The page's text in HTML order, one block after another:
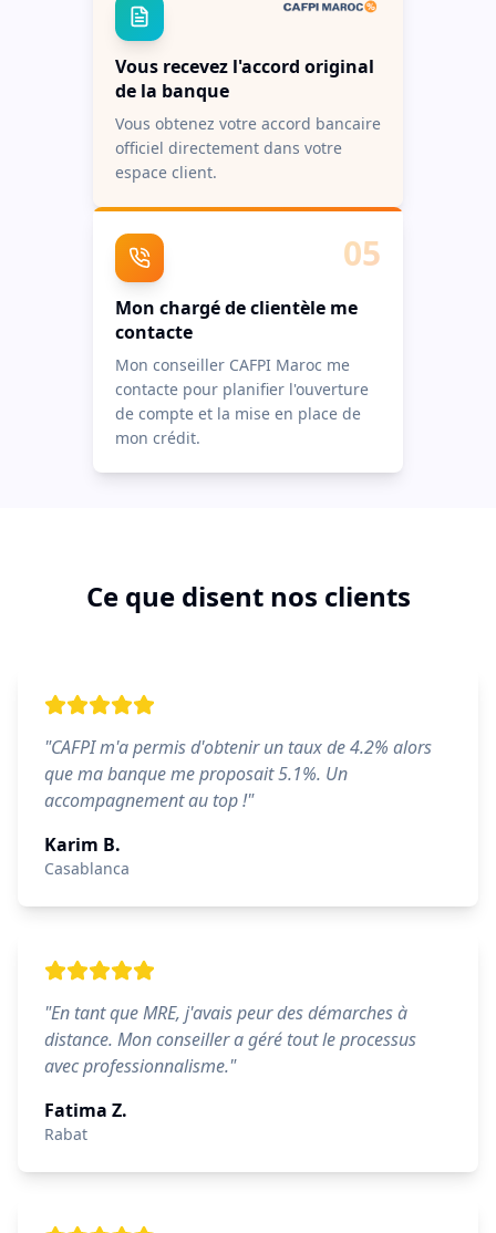
Vous recevez l'accord original
de la banque
Vous obtenez votre accord bancaire
officiel directement dans votre
espace client.
05
Mon chargé de clientèle me
contacte
Mon conseiller CAFPI Maroc me
contacte pour planifier l'ouverture
de compte et la mise en place de
mon crédit.
Ce que disent nos clients
"CAFPI m'a permis d'obtenir un taux de 4.2% alors
que ma banque me proposait 5.1%. Un
accompagnement au top !"
Karim B.
Casablanca
"En tant que MRE, j'avais peur des démarches à
distance. Mon conseiller a géré tout le processus
avec professionnalisme."
Fatima Z.
Rabat